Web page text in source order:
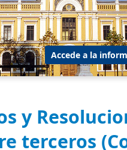
Accede a la
y
terceros